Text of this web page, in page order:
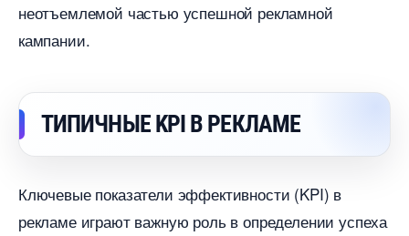
неотъемлемой частью успешной рекламной
кампании.
ТИПИЧНЫЕ KPI В РЕКЛАМЕ
Ключевые показатели эффективности (KPI)
рекламе играют важную роль в определении успеха